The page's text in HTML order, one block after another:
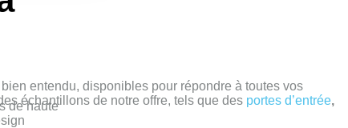
de haute
entendu, disponibles pour répondre à toutes vos
échantillons de notre offre, tels que des portes d’entrée,